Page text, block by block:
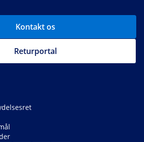
Kontakt os
Returportal